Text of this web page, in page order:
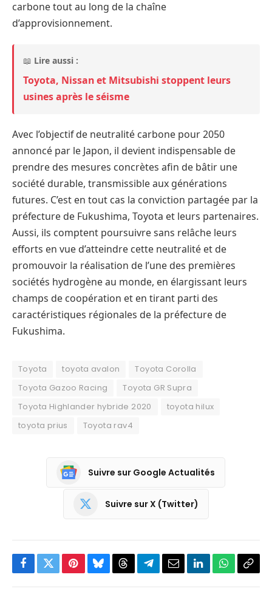
carbone tout au long de la chaîne
d’approvisionnement.
📖 Lire aussi :
Toyota, Nissan et Mitsubishi stoppent leurs
usines après le séisme
Avec l’objectif de neutralité carbone pour 2050
annoncé par le Japon, il devient indispensable de
prendre des mesures concrètes afin de bâtir une
société durable, transmissible aux générations
futures. C’est en tout cas la conviction partagée par la
préfecture de Fukushima, Toyota et leurs partenaires.
Aussi, ils comptent poursuivre sans relâche leurs
efforts en vue d’atteindre cette neutralité et de
promouvoir la réalisation de l’une des premières
sociétés hydrogène au monde, en élargissant leurs
champs de coopération et en tirant parti des
caractéristiques régionales de la préfecture de
Fukushima.
Toyota toyota avalon
Toyota Corolla
Toyota Gazoo Racing
Toyota GR Supra
Toyota Highlander hybride 2020
toyota hilux
toyota prius
Toyota rav4
Suivre sur Google Actualités
Suivre sur X (Twitter)
Facebook
TwitterPinterestBlueskyThreadsPartagerEmailLinkedInWhatsApp